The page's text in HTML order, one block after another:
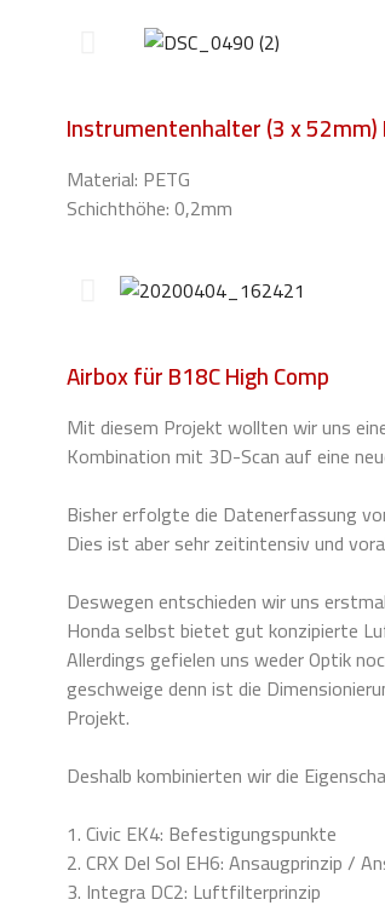
Instrumentenhalter (3 x 52mm)
Material: PETG
Schichthöhe: 0,2mm
Airbox für B18C High Comp
Mit diesem Projekt wollten wir uns
Kombination mit 3D-Scan auf eine
Bisher erfolgte die Datenerfassung
Dies ist aber sehr zeitintensiv und
Deswegen entschieden wir uns
Honda selbst bietet gut konzipierte
Allerdings gefielen uns weder Optik
geschweige denn ist die
Projekt.
Deshalb kombinierten wir die
1. Civic EK4: Befestigungspunkte
2. CRX Del Sol EH6: Ansaugprinzip /
3. Integra DC2: Luftfilterprinzip